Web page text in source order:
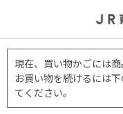
現在、買い物かごには商
お買い物を続けるには
てください。